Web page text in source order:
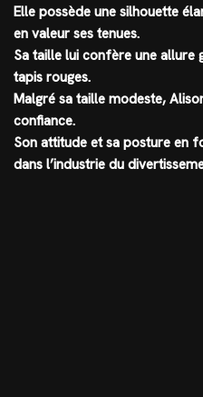
Elle possède une silhouette
en valeur ses tenues.
Sa taille lui confère une allure
tapis rouges.
Malgré sa taille modeste,
confiance.
Son attitude et sa posture en
dans l’industrie du